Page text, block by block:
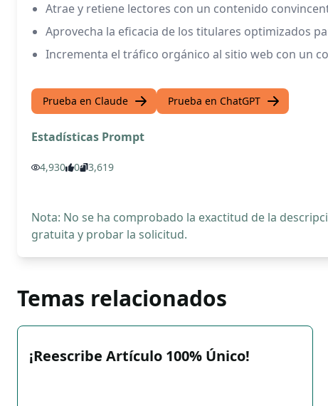
Atrae y retiene lectores con un contenido
Aprovecha la eficacia de los titulares optimizados
Incrementa el tráfico orgánico al sitio web con un
Prueba en Claude Prueba en ChatGPT
Estadísticas Prompt
4,930 0 3,619
Nota: No se ha comprobado la exactitud de la
gratuita y probar la solicitud.
Temas relacionados
¡Reescribe Artículo 100% Único!